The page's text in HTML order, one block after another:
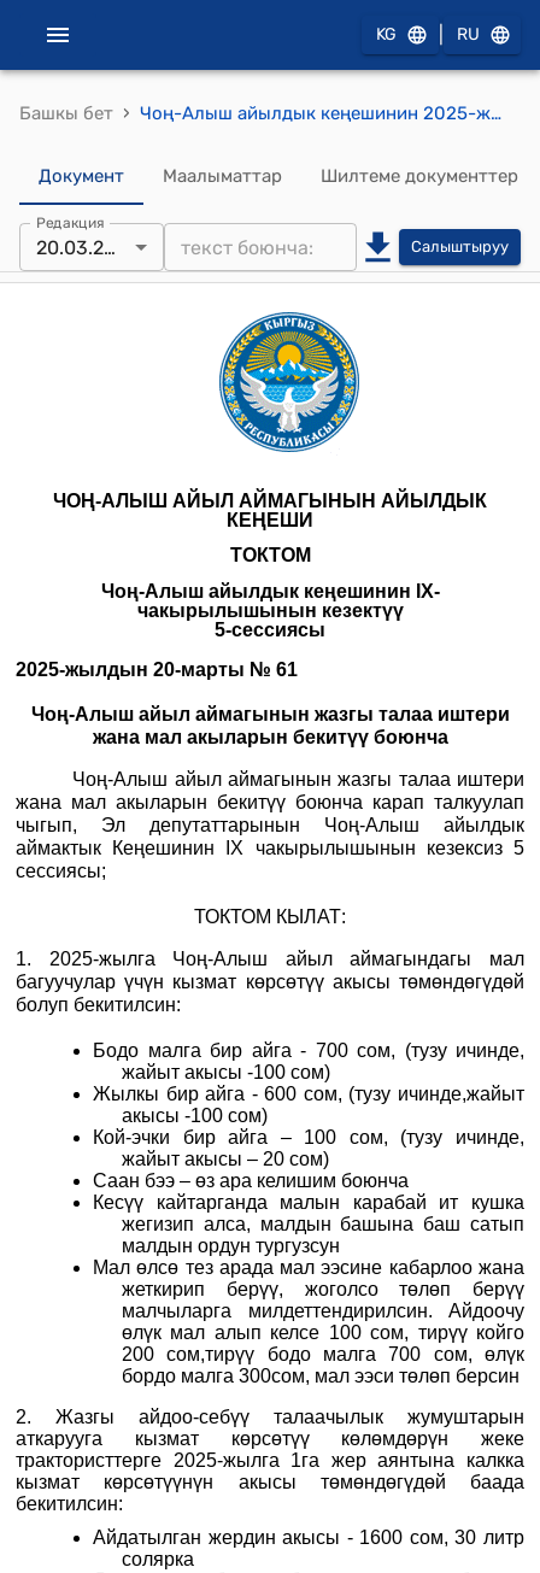
KG RU
Башкы бет › Чоң-Алыш айылдык кеңешинин 2025-жылдын 20-мартындагы № 61 "Чоң-Алыш айыл аймагынын жазгы талаа иштери жана мал акыларын бекитүү боюнча" токтому
Документ Маалыматтар Шилтеме документтер
Редакция
20.03.2025 Салыштыруу